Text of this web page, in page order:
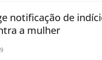
notificação de
a mulher